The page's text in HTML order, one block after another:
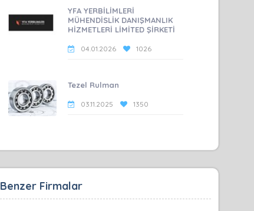
YFA YERBİLİMLERİ
MÜHENDİSLİK DANIŞMANLIK
HİZMETLERİ LİMİTED ŞİRKETİ
04.01.2026 1026
Tezel Rulman
03.11.2025 1350
Benzer Firmalar